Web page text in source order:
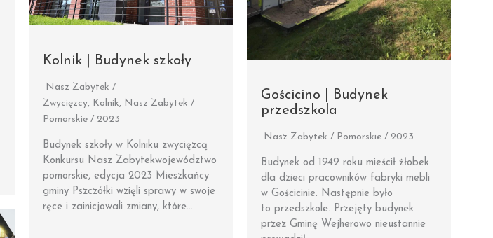
Gościcino | Budynek
przedszkola
Nasz Zabytek / Pomorskie / 2023
Budynek od 1949 roku mieścił żłobek
dla dzieci pracowników fabryki mebli
w Gościcinie. Następnie było
to przedszkole. Przejęty budynek
przez Gminę Wejherowo nieustannie
Kolnik | Budynek szkoły
Nasz Zabytek /
Zwycięzcy, Kolnik, Nasz Zabytek /
Pomorskie / 2023
Budynek szkoły w Kolniku zwycięzcą
Konkursu Nasz Zabytekwojewództwo
pomorskie, edycja 2023 Mieszkańcy
gminy Pszczółki wzięli sprawy w swoje
ręce i zainicjowali zmiany, które…